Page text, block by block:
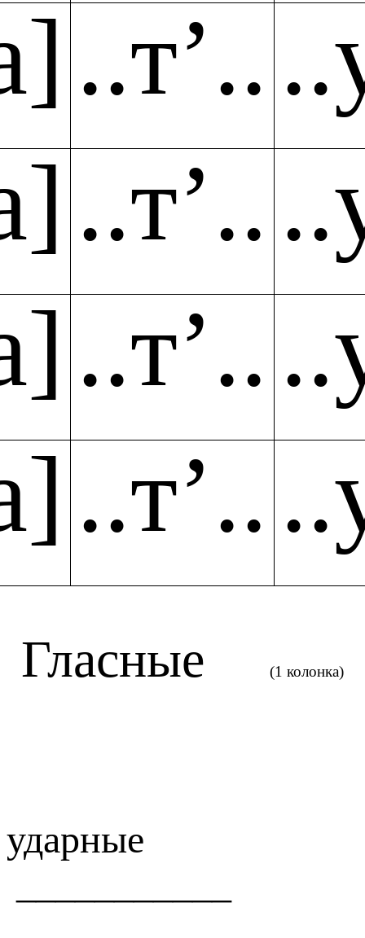
..т’..
..т’..
..т’..
..т’..
Гласные (1 колонка)
ударные